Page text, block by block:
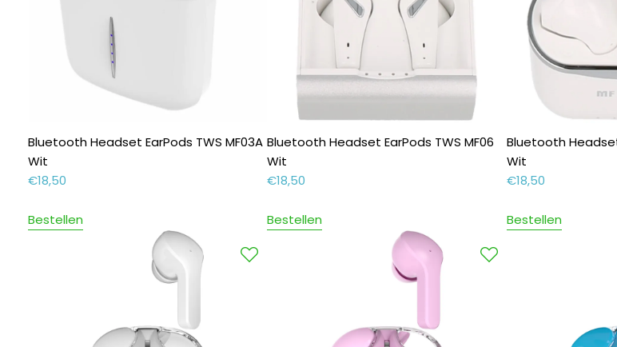
Bluetooth Headset EarPods TWS MF03A
Wit
€18,50
Bestellen
Bluetooth Headset EarPods TWS MF06
Wit
€18,50
Bestellen
Bluetooth
Wit
€18,50
Bestellen